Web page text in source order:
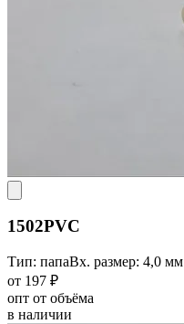
1502PVC
Тип: папаВх. размер: 4,0 мм
от 197 ₽
опт от объёма
в наличии